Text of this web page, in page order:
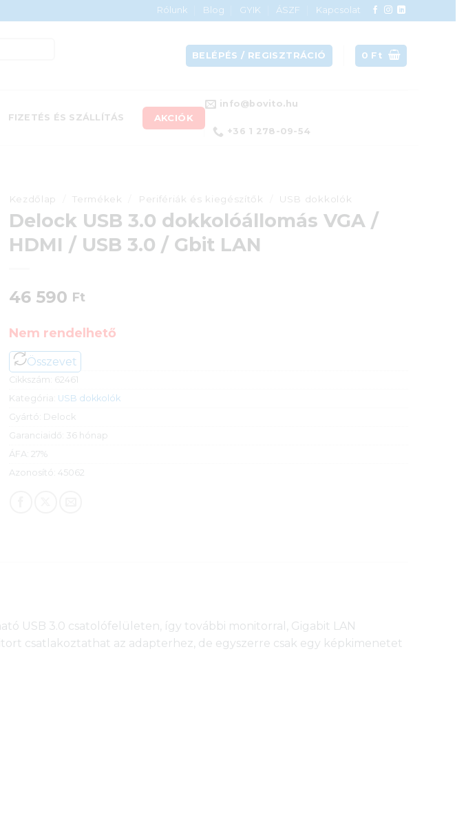
Rólunk Blog GYIK ÁSZF
Kapcsolat
BELÉPÉS / REGISZTRÁCIÓ 0 Ft
FIZETÉS ÉS SZÁLLÍTÁS AKCIÓK
info@bovito.hu
+36 1 278-09-54
Kezdőlap Termékek Perifériák és kiegészítők USB dokkolók
Delock USB 3.0 dokkolóállomás VGA /
HDMI / USB 3.0 / Gbit LAN
46 590 Ft
Nem rendelhető
Összevet
Cikkszám: 62461
Kategória: USB dokkolók
Gyártó: Delock
Garanciaidő: 36 hónap
ÁFA: 27%
Azonosító: 45062
USB 3.0 csatolófelületen, így további monitorral, Gigabit LAN
csatlakoztathat az adapterhez, de egyszerre csak egy képkimenetet